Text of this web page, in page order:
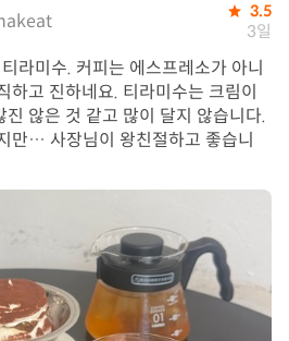
3.5
3일
라미수. 커피는 에스프레소가 아니
하고 진하네요. 티라미수는 크림이
않은 것 같고 많이 달지 않습니다.
만… 사장님이 왕친절하고 좋습니